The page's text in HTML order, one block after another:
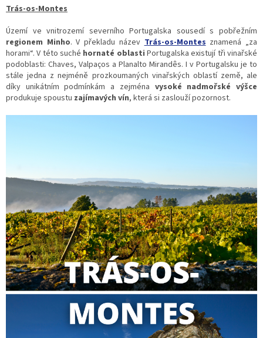
Trás-os-Montes
Území ve vnitrozemí severního Portugalska sousedí s pobřežním
regionem Minho. V překladu název Trás-os-Montes znamená „za
horami“. V této suché hornaté oblasti Portugalska existují tři vinařské
podoblasti: Chaves, Valpaços a Planalto Mirandês. I v Portugalsku je to
stále jedna z nejméně prozkoumaných vinařských oblastí země, ale
díky unikátním podmínkám a zejména vysoké nadmořské výšce
produkuje spoustu zajímavých vín, která si zaslouží pozornost.